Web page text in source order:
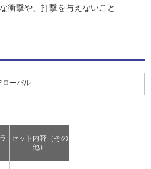
衝撃や、打撃を与えないこと
ローバル
セット内容（その
他）